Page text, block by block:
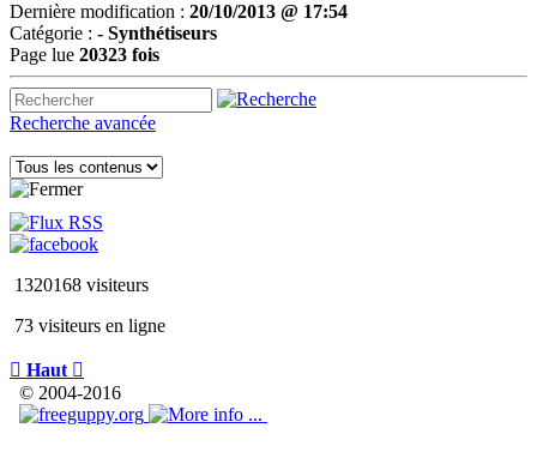
Dernière modification : 20/10/2013 @ 17:54
Catégorie : - Synthétiseurs
Page lue 20323 fois
Recherche avancée
1320168 visiteurs
73 visiteurs en ligne
 Haut 
© 2004-2016